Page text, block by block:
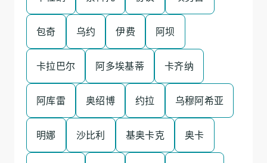
包奇 乌约 伊费 阿坝
卡拉巴尔 阿多埃基蒂 卡齐纳
阿库雷 奥绍博 约拉 乌穆阿希亚
明娜 沙比利 基奥卡克 奥卡